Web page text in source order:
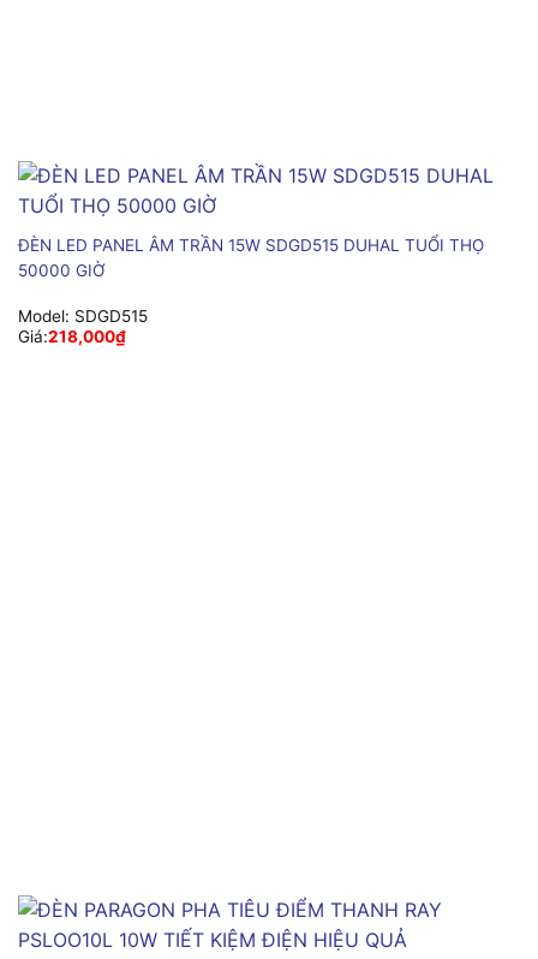
ĐÈN LED PANEL ÂM TRẦN 15W SDGD515 DUHAL TUỔI THỌ
50000 GIỜ
Model: SDGD515
Giá:218,000₫